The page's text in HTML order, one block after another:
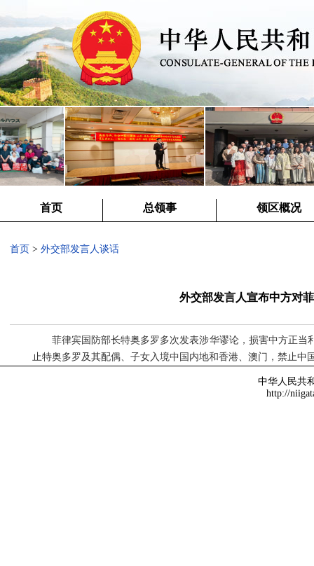
首页 总领事 领区概况
首页 > 外交部发言人谈话
外交部发言人宣布中方对
菲律宾国防部长特奥多罗多次发表涉华谬论，损害中方正
止特奥多罗及其配偶、子女入境中国内地和香港、澳门，禁止
中华人民共
http://